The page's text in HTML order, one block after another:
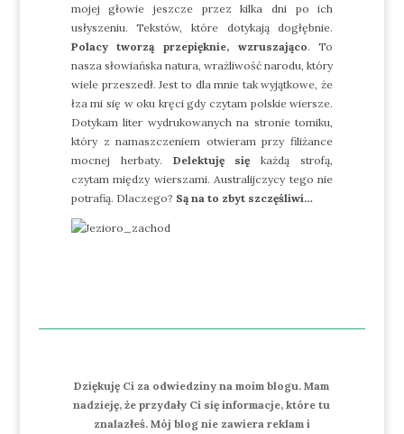
mojej głowie jeszcze przez kilka dni po ich
usłyszeniu. Tekstów, które dotykają dogłębnie.
Polacy tworzą przepięknie, wzruszająco. To
nasza słowiańska natura, wrażliwość narodu, który
wiele przeszedł. Jest to dla mnie tak wyjątkowe, że
łza mi się w oku kręci gdy czytam polskie wiersze.
Dotykam liter wydrukowanych na stronie tomiku,
który z namaszczeniem otwieram przy filiżance
mocnej herbaty. Delektuję się każdą strofą,
czytam między wierszami. Australijczycy tego nie
potrafią. Dlaczego? Są na to zbyt szczęśliwi…
Dziękuję Ci za odwiedziny na moim blogu. Mam
nadzieję, że przydały Ci się informacje, które tu
znalazłeś. Mój blog nie zawiera reklam i